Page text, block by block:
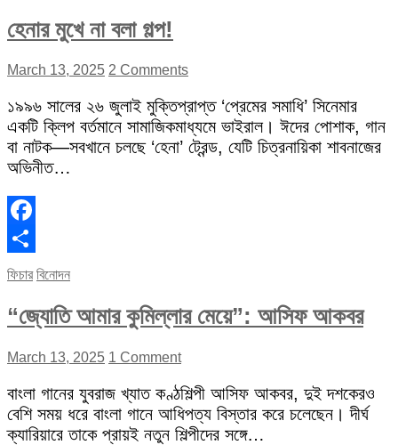
হেনার মুখে না বলা গল্প!
March 13, 2025 2 Comments
১৯৯৬ সালের ২৬ জুলাই মুক্তিপ্রাপ্ত ‘প্রেমের সমাধি’ সিনেমার
একটি ক্লিপ বর্তমানে সামাজিকমাধ্যমে ভাইরাল। ঈদের পোশাক, গান
বা নাটক—সবখানে চলছে ‘হেনা’ ট্রেন্ড, যেটি চিত্রনায়িকা শাবনাজের
অভিনীত…
Facebook
Share
ফিচার বিনোদন
“জ্যোতি আমার কুমিল্লার মেয়ে”: আসিফ আকবর
March 13, 2025 1 Comment
বাংলা গানের যুবরাজ খ্যাত কণ্ঠশিল্পী আসিফ আকবর, দুই দশকেরও
বেশি সময় ধরে বাংলা গানে আধিপত্য বিস্তার করে চলেছেন। দীর্ঘ
ক্যারিয়ারে তাকে প্রায়ই নতুন শিল্পীদের সঙ্গে…